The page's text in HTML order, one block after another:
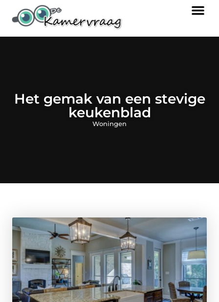
Het gemak van een stevige
keukenblad
Woningen